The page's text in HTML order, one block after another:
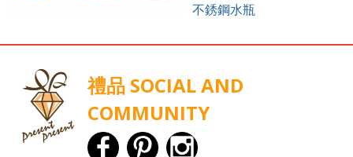
不銹鋼水瓶
禮品 SOCIAL AND
COMMUNITY